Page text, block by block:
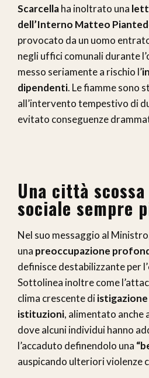
Scarcellaha inoltrato una
dell’Interno Matteo
provocato da un uomo
negli uffici comunali durante
messo seriamente a rischio l’
dipendenti. Le fiamme sono
all’intervento tempestivo di
evitato conseguenze
Una città
sociale sempre
Nel suo messaggio al
una preoccupazione
definisce destabilizzante per l’
Sottolinea inoltre come
clima crescente diistigazione
istituzioni, alimentato anche
dove alcuni individui hanno
l’accaduto definendolo una
auspicando ulteriori violenze